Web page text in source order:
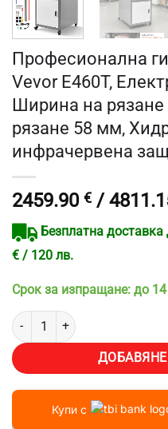
Професионална
Vevor E460T,
Ширина на
рязане 58 мм,
инфрачервена
2459.90 € /
Безплатна
€ / 120 лв.
Срок за изпращане: до
количество за
Купи с